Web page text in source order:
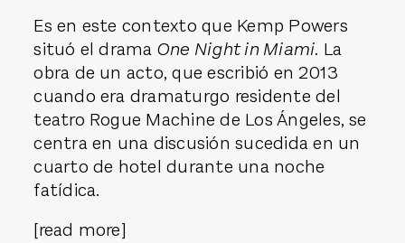
Es en este contexto que Kemp Powers
situó el drama One Night in Miami. La
obra de un acto, que escribió en 2013
cuando era dramaturgo residente del
teatro Rogue Machine de Los Ángeles, se
centra en una discusión sucedida en un
cuarto de hotel durante una noche
fatídica.
[read more]